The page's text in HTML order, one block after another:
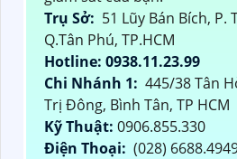
Trụ Sở: 51 Lũy Bán Bích, P.
Q.Tân Phú, TP.HCM
Hotline: 0938.11.23.99
Chi Nhánh 1: 445/38 Tân
Trị Đông, Bình Tân, TP HCM
Kỹ Thuật: 0906.855.330
Điện Thoại: (028)